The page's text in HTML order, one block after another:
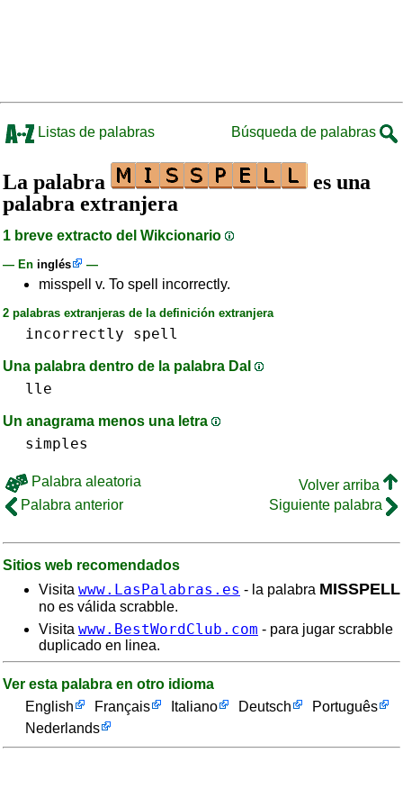
Listas de palabras Búsqueda de palabras
La palabra
es una
palabra extranjera
1 breve extracto del Wikcionario
— En inglés —
misspell v. To spell incorrectly.
2 palabras extranjeras de la definición extranjera
incorrectly spell
Una palabra dentro de la palabra DaI
lle
Un anagrama menos una letra
simples
Palabra aleatoria
Volver arriba
Palabra anterior
Siguiente palabra
Sitios web recomendados
Visita www.LasPalabras.es - la palabra MISSPELL
no es válida scrabble.
Visita www.BestWordClub.com - para jugar scrabble
duplicado en linea.
Ver esta palabra en otro idioma
English
Français Italiano Deutsch
Português
Nederlands